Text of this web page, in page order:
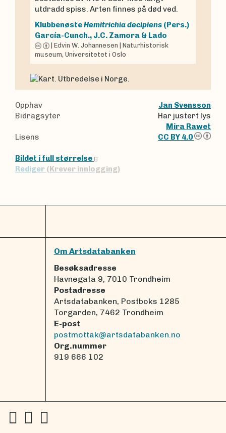
utdradd spiss. Arten finnes på død ved.
KlubbenøsteHemitrichia decipiens (Pers.)
García-Cunch., J.C. Zamora & Lado
Edvin W. Johannesen
Naturhistorisk
museum, Universitetet i Oslo
Opphav
Jan Svensson
Bidragsyter
Har justert lys
Mira Rawet
Lisens
CC BY 4.0
Bildet i full størrelse
Rediger (Krever innlogging)
Om Artsdatabanken
Besøksadresse
Havnegata 9, 7010 Trondheim
Postadresse
Artsdatabanken, Postboks 1285
Torgarden, 7462 Trondheim
E-post
postmottak@artsdatabanken.no
Org.nummer
919 666 102